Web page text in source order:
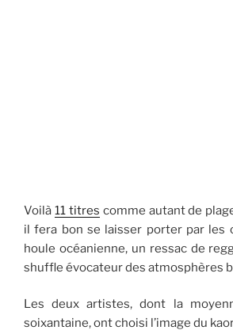
Voilà 11 titres comme autant de
il fera bon se laisser porter par les
houle océanienne, un ressac de
shuffle évocateur des atmosphères
Les deux artistes, dont la
soixantaine, ont choisi l’image du